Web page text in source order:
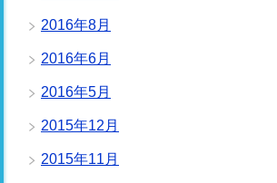
2016年8月
2016年6月
2016年5月
2015年12月
2015年11月